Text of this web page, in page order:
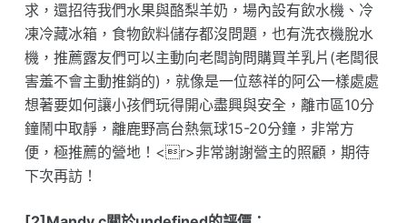
求，還招待我們水果與酪梨羊奶，場內設有飲水機、冷
凍冷藏冰箱，食物飲料儲存都沒問題，也有洗衣機脫水
機，推薦露友們可以主動向老闆詢問購買羊乳片(老闆很
害羞不會主動推銷的)，就像是一位慈祥的阿公一樣處處
想著要如何讓小孩們玩得開心盡興與安全，離市區10分
鐘鬧中取靜，離鹿野高台熱氣球15-20分鐘，非常方
便，極推薦的營地！<r>非常謝謝營主的照顧，期待
下次再訪！